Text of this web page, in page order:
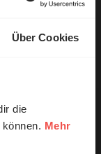
Über Cookies
die
Mehr